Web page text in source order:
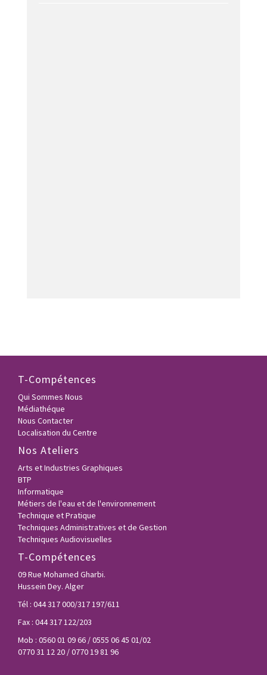
T-Compétences
Qui Sommes Nous
Médiathéque
Nous Contacter
Localisation du Centre
Nos Ateliers
Arts et Industries Graphiques
BTP
Informatique
Métiers de l'eau et de l'environnement
Technique et Pratique
Techniques Administratives et de Gestion
Techniques Audiovisuelles
T-Compétences
09 Rue Mohamed Gharbi.
Hussein Dey. Alger
Tél : 044 317 000/317 197/611
Fax : 044 317 122/203
Mob : 0560 01 09 66 / 0555 06 45 01/02
0770 31 12 20 / 0770 19 81 96